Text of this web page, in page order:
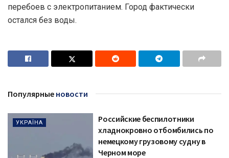
перебоев с электропитанием. Город фактически
остался без воды.
Популярные новости
УКРАЇНА
Российские беспилотники
хладнокровно отбомбились по
немецкому грузовому судну в
Черном море